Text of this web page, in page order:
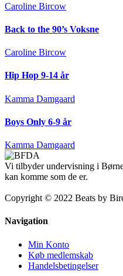
Caroline Bircow
Back to the 90’s Voksne
Caroline Bircow
Hip Hop 9-14 år
Kamma Damgaard
Boys Only 6-9 år
Kamma Damgaard
Vi tilbyder undervisning i
kan komme som de er.
Copyright © 2022 Beats by
Navigation
Min Konto
Køb medlemskab
Handelsbetingelser